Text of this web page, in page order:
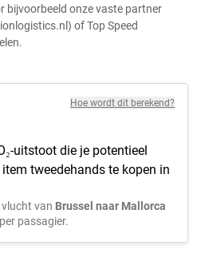
bijvoorbeeld onze vaste partner
of Top Speed
Hoe wordt dit berekend?
uitstoot die je potentieel
tweedehands te kopen in
van Brussel naar Mallorca
per passagier.